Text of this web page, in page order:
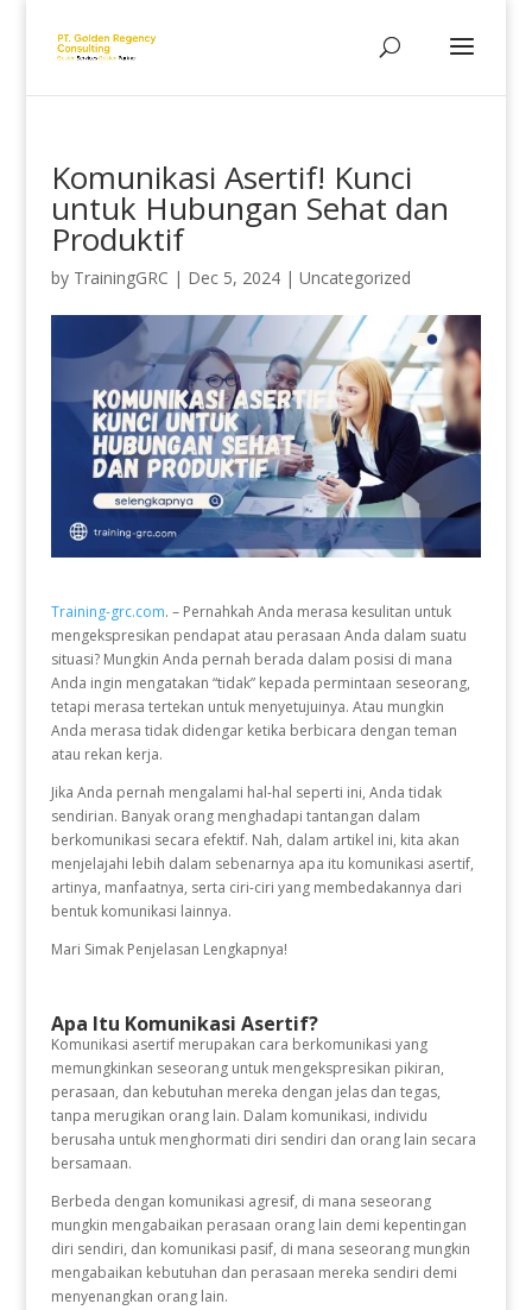
Komunikasi Asertif! Kunci
untuk Hubungan Sehat dan
Produktif
by TrainingGRC | Dec 5, 2024| Uncategorized
Training-grc.com. – Pernahkah Anda merasa kesulitan untuk
mengekspresikan pendapat atau perasaan Anda dalam suatu
situasi? Mungkin Anda pernah berada dalam posisi di mana
Anda ingin mengatakan “tidak” kepada permintaan seseorang,
tetapi merasa tertekan untuk menyetujuinya. Atau mungkin
Anda merasa tidak didengar ketika berbicara dengan teman
atau rekan kerja.
Jika Anda pernah mengalami hal-hal seperti ini, Anda tidak
sendirian. Banyak orang menghadapi tantangan dalam
berkomunikasi secara efektif. Nah, dalam artikel ini, kita akan
menjelajahi lebih dalam sebenarnya apa itu komunikasi asertif,
artinya, manfaatnya, serta ciri-ciri yang membedakannya dari
bentuk komunikasi lainnya.
Mari Simak Penjelasan Lengkapnya!
Apa Itu Komunikasi Asertif?
Komunikasi asertif merupakan cara berkomunikasi yang
memungkinkan seseorang untuk mengekspresikan pikiran,
perasaan, dan kebutuhan mereka dengan jelas dan tegas,
tanpa merugikan orang lain. Dalam komunikasi, individu
berusaha untuk menghormati diri sendiri dan orang lain secara
bersamaan.
Berbeda dengan komunikasi agresif, di mana seseorang
mungkin mengabaikan perasaan orang lain demi kepentingan
diri sendiri, dan komunikasi pasif, di mana seseorang mungkin
mengabaikan kebutuhan dan perasaan mereka sendiri demi
menyenangkan orang lain.